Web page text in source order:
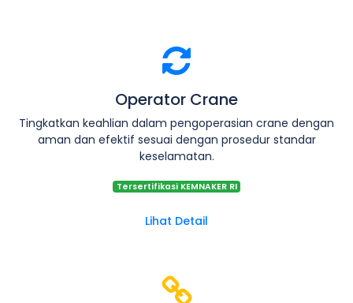
Operator Crane
Tingkatkan keahlian dalam pengoperasian crane dengan
aman dan efektif sesuai dengan prosedur standar
keselamatan.
Tersertifikasi KEMNAKER RI
Lihat Detail